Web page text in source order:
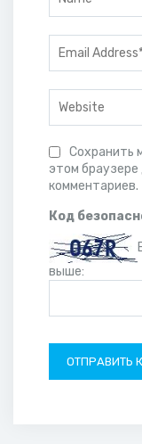
Сохранить
этом
комментариев.
Код
выше: